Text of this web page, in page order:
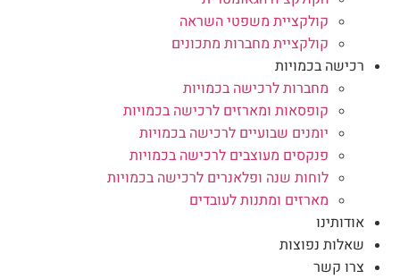
קולקציית משפטי השראה
קולקציית מחברות מתכונים
רכישה בכמויות
מחברות לרכישה בכמויות
קופסאות ומארזים לרכישה בכמויות
יומנים שבועיים לרכישה בכמויות
פנקסים מעוצבים לרכישה בכמויות
לוחות שנה ופלאנרים לרכישה בכמויות
מארזים ומתנות לעובדים
אודותינו
שאלות נפוצות
צרו קשר